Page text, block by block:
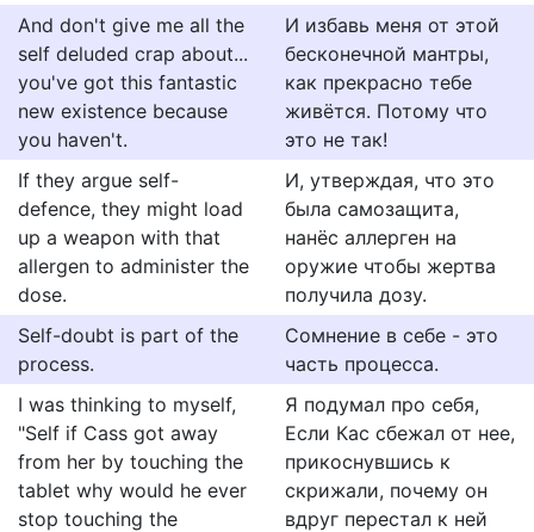
And don't give me all the
self deluded crap about...
you've got this fantastic
new existence because
you haven't.
И избавь меня от этой
бесконечной мантры,
как прекрасно тебе
живётся. Потому что
это не так!
If they argue self-
defence, they might load
up a weapon with that
allergen to administer the
dose.
И, утверждая, что это
была самозащита,
нанёс аллерген на
оружие чтобы жертва
получила дозу.
Self-doubt is part of the
process.
Сомнение в себе - это
часть процесса.
I was thinking to myself,
"Self if Cass got away
from her by touching the
tablet why would he ever
stop touching the
Я подумал про себя,
Если Кас сбежал от нее,
прикоснувшись к
скрижали, почему он
вдруг перестал к ней